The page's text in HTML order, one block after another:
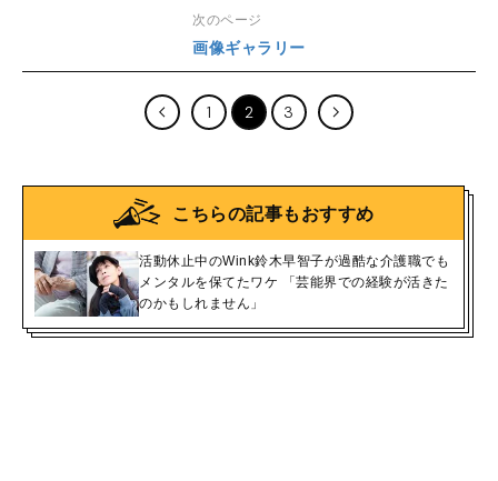
次のページ
画像ギャラリー
1 2 3
こちらの記事もおすすめ
活動休止中のWink鈴木早智子が過酷な介護職でも
メンタルを保てたワケ 「芸能界での経験が活きた
のかもしれません」